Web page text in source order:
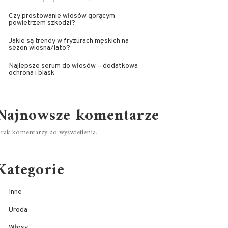
Czy prostowanie włosów gorącym
powietrzem szkodzi?
Jakie są trendy w fryzurach męskich na
sezon wiosna/lato?
Najlepsze serum do włosów – dodatkowa
ochrona i blask
komentarze
komentarzy do wyświetlenia.
Inne
Uroda